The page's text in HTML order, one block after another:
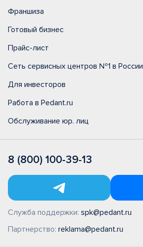
Франшиза
Готовый бизнес
Прайс-лист
Сеть сервисных центров №1 в России
Для инвесторов
Работа в Pedant.ru
Обслуживание юр. лиц
8 (800) 100-39-13
Служба поддержки: spk@pedant.ru
Партнерство: reklama@pedant.ru